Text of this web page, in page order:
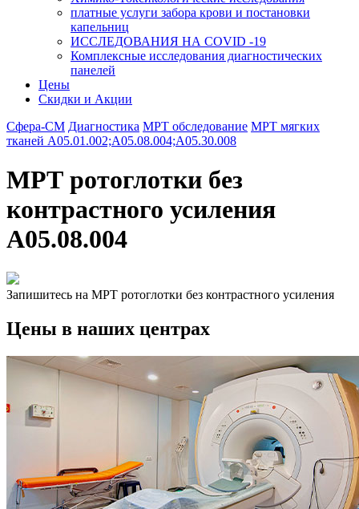
платные услуги забора крови и постановки
капельниц
ИССЛЕДОВАНИЯ НА COVID -19
Комплексные исследования диагностических
панелей
Цены
Скидки и Акции
Сфера-СМ Диагностика МРТ обследование МРТ мягких
тканей A05.01.002;A05.08.004;A05.30.008
МРТ ротоглотки без
контрастного усиления
A05.08.004
Запишитесь на МРТ ротоглотки без контрастного усиления
Цены в наших центрах